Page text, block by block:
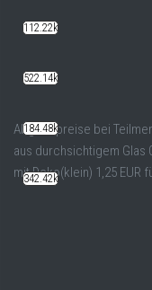
Abgabepreise bei
aus durchsichtigem Glas
mit Deko(klein) 1,25
112.22k
522.14k
184.48k
342.42k